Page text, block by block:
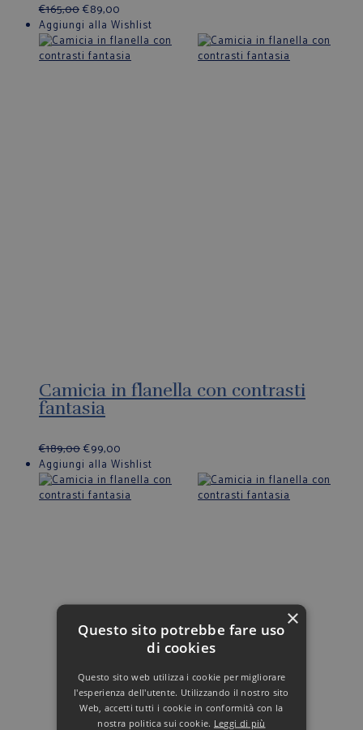
€165,00€89,00
Aggiungi alla Wishlist
Camicia in flanella con contrasti
fantasia
€189,00€99,00
Aggiungi alla Wishlist
×
Questo sito potrebbe fare uso
di cookies
Questo sito web utilizza i cookie per migliorare
l'esperienza dell'utente. Utilizzando il nostro sito
Web, accetti tutti i cookie in conformità con la
nostra politica sui cookie. Leggi di più